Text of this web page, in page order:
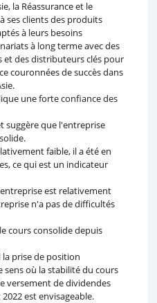
la Réassurance et le
ses clients des produits
à leurs besoins
à long terme avec des
des distributeurs clés pour
couronnées de succès dans
une forte confiance des
suggère que l'entreprise
faible, il a été en
ce qui est un indicateur
est relativement
n'a pas de difficultés
cours consolide depuis
prise de position
où la stabilité du cours
versement de dividendes
est envisageable.